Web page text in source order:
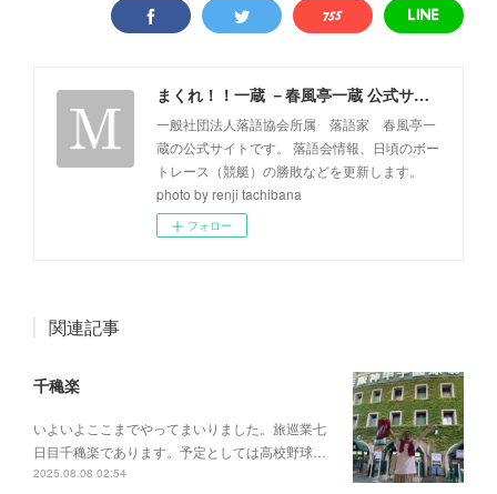
まくれ！！一蔵 －春風亭一蔵 公式サイト－
一般社団法人落語協会所属 落語家 春風亭一
蔵の公式サイトです。 落語会情報、日頃のボー
トレース（競艇）の勝敗などを更新します。
photo by renji tachibana
フォロー
関連記事
千穐楽
いよいよここまでやってまいりました。旅巡業七
日目千穐楽であります。予定としては高校野球…
2025.08.08 02:54